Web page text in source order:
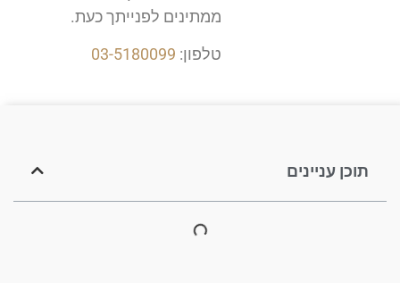
ממתינים לפנייתך כעת.
טלפון: 03-5180099
תוכן עניינים